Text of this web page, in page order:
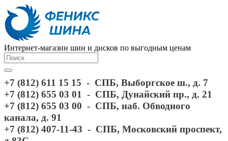
Интернет-магазин шин и дисков по выгодным ценам
+7 (812) 611 15 15 - СПБ, Выборгское ш., д. 7
+7 (812) 655 03 01 - СПБ, Дунайский пр., д. 21
+7 (812) 655 03 00 - СПБ, наб. Обводного
канала, д. 91
+7 (812) 407-11-43 - СПБ, Московский проспект,